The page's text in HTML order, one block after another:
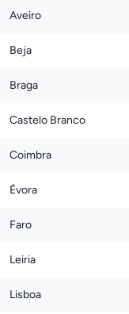
Aveiro
Beja
Braga
Castelo Branco
Coimbra
Évora
Faro
Leiria
Lisboa